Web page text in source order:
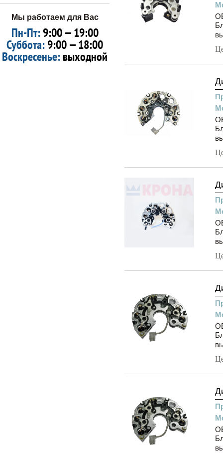
Мы работаем для Вас
Пн-Пт:9:00 — 19:00
Суббота:9:00 — 18:00
Воскресенье:выходной